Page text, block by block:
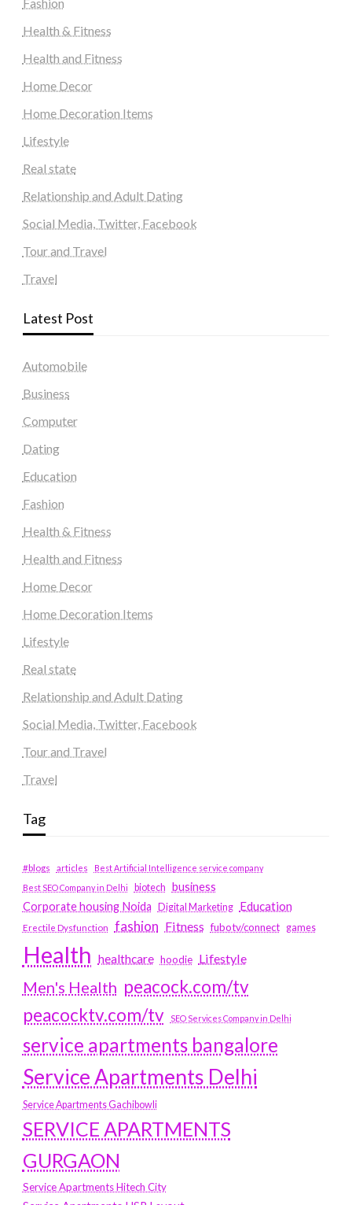
Health & Fitness
Health and Fitness
Home Decor
Home Decoration Items
Lifestyle
Real state
Relationship and Adult Dating
Social Media, Twitter, Facebook
Tour and Travel
Travel
Latest Post
Automobile
Business
Computer
Dating
Education
Fashion
Health & Fitness
Health and Fitness
Home Decor
Home Decoration Items
Lifestyle
Real state
Relationship and Adult Dating
Social Media, Twitter, Facebook
Tour and Travel
Travel
Tag
#blogs articles
Best Artificial Intelligence service company
Best SEO Company in Delhi
biotech business
Corporate housing Noida
Digital Marketing Education
Erectile Dysfunction fashion Fitness fubotv/connect games
Health healthcare hoodie Lifestyle
Men's Health peacock.com/tv
peacocktv.com/tv
SEO Services Company in Delhi
service apartments bangalore
Service Apartments Delhi
Service Apartments Gachibowli
SERVICE APARTMENTS
GURGAON
Service Apartments Hitech City